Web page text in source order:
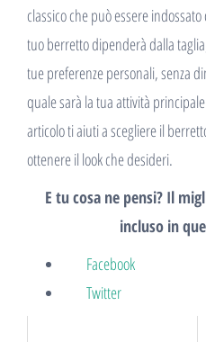
classico che può essere
tuo berretto dipenderà dalla
tue preferenze personali, senza
quale sarà la tua attività
articolo ti aiuti a scegliere il
ottenere il look che desideri.
E tu cosa ne pensi? Il
incluso in
Facebook
Twitter